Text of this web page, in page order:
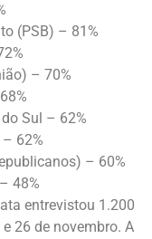
(PSB) – 81%
– 70%
Sul – 62%
62%
– 60%
48%
entrevistou 1.200
26 de novembro. A